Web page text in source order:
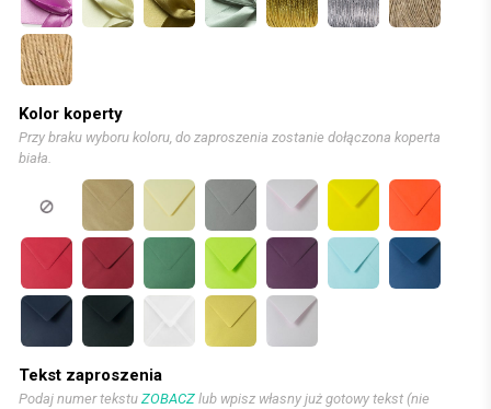
Kolor koperty
Przy braku wyboru koloru, do zaproszenia zostanie dołączona koperta
biała.
Tekst zaproszenia
Podaj numer tekstu ZOBACZ lub wpisz własny już gotowy tekst (nie